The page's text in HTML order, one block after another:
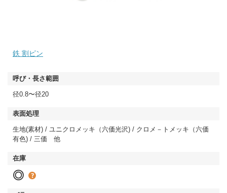
鉄 割ピン
径0.8〜径20
生地(素材) / ユニクロメッキ（六価光沢) / クロメ－トメッキ（六価
有色) / 三価 他
◎